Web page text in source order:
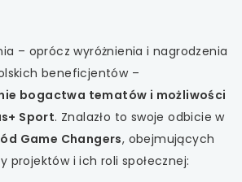
– oprócz wyróżnienia i nagrodzenia
beneficjentów –
bogactwa tematów i możliwości
Sport. Znalazło to swoje odbicie w
Game Changers, obejmujących
projektów i ich roli społecznej: